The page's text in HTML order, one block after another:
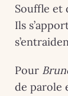
Souffle et
Ils
Pour
de parole